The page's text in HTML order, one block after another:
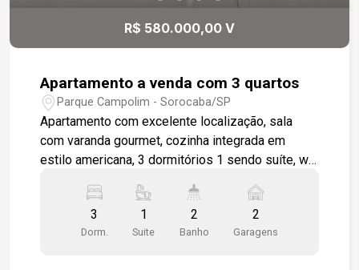
R$ 580.000,00 V
Apartamento a venda com 3 quartos
Parque Campolim - Sorocaba/SP
Apartamento com excelente localização, sala
com varanda gourmet, cozinha integrada em
estilo americana, 3 dormitórios 1 sendo suíte, wc
entregue todo em piso cerâmico padrão, 2 vagas
de garagem cobertas. Condomínio completo para
toda a família. Piscina, churrasqueira coletiva,
3
Dorm.
1
Suite
2
Banho
2
Garagens